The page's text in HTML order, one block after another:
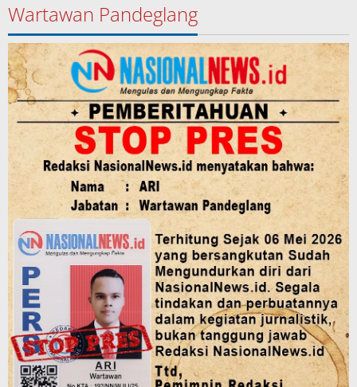
Wartawan Pandeglang